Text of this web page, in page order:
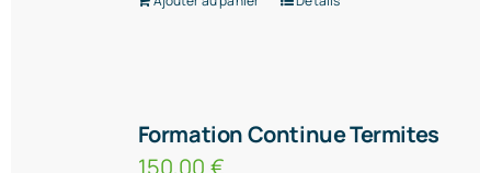
Formation Continue Termites
150,00 €